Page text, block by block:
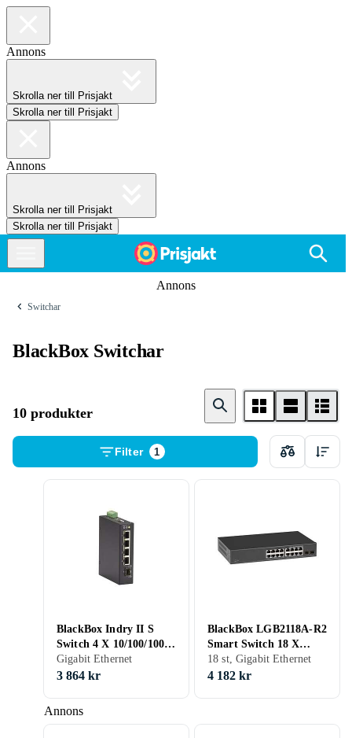
Annons
Skrolla ner till Prisjakt
Skrolla ner till Prisjakt
Annons
Skrolla ner till Prisjakt
Skrolla ner till Prisjakt
Annons
Switchar
BlackBox Switchar
10 produkter
Filter 1
Annons
BlackBox Indry II S
Switch 4 X 10/100/1000
+ 1 X SFP LIG401A
Gigabit Ethernet
3 864 kr
BlackBox LGB2118A-R2
Smart Switch 18 X
10/100/1000 + 2 X Sfp
18 st, Gigabit Ethernet
4 182 kr